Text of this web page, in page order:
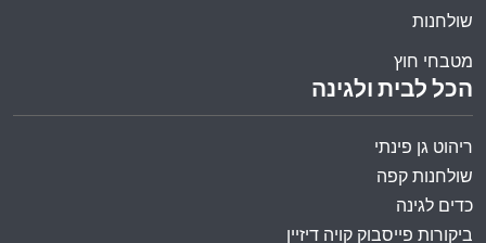
הכל לבית ולגינה
ריהוט גן פינתי
שולחנות קפה
כדים לגינה
ביקורות פייסבוק קויה דיזיין
שולחנות
מטבחי חוץ